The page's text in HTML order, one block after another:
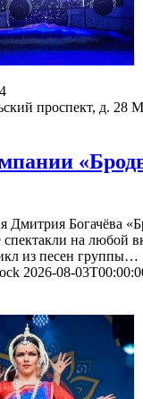
проспект, д. 28
Дмитрия Богачёва
спектакли на любой
из песен группы…
2026-08-